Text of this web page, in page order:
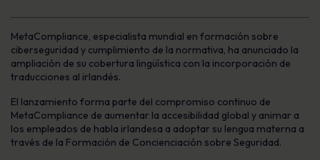
MetaCompliance, especialista mundial en formación sobre
ciberseguridad y cumplimiento de la normativa, ha anunciado la
ampliación de su cobertura lingüística con la incorporación de
traducciones al irlandés.
El lanzamiento forma parte del compromiso continuo de
MetaCompliance de aumentar la accesibilidad global y animar a
los empleados de habla irlandesa a adoptar su lengua materna a
través de la Formación de Concienciación sobre Seguridad.